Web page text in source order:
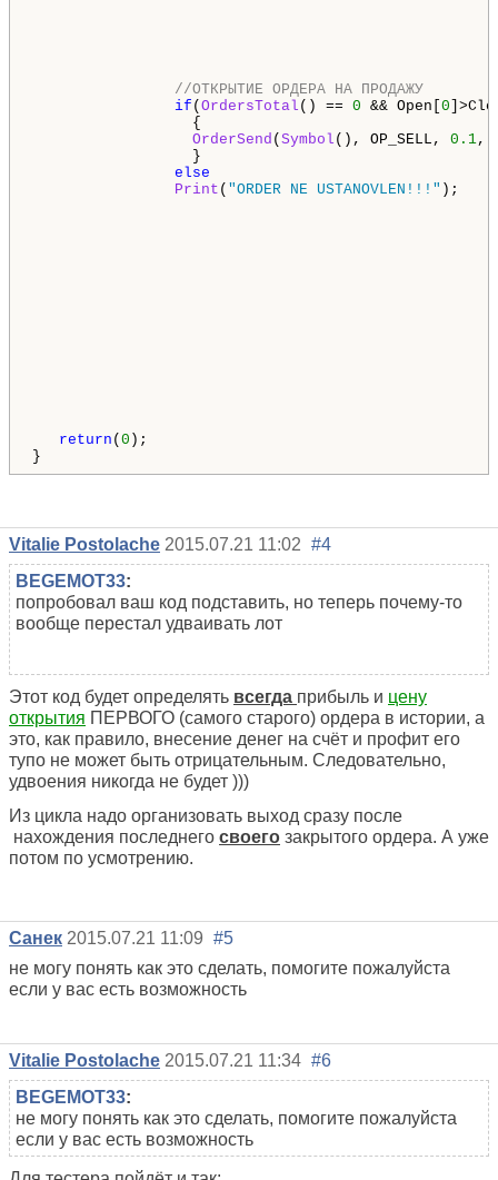
//ОТКРЫТИЕ ОРДЕРА НА
if ( OrdersTotal () == 0 && Open[ 0
{
OrderSend ( Symbol (), OP_SELL, 0.1,
}
else
Print ( "ORDER NE USTANOVLEN!!!" );
return ( 0 );
}
Vitalie Postolache 2015.07.21 11:02 #4
BEGEMOT33:
попробовал ваш код подставить, но теперь почему-то
вообще перестал удваивать лот
Этот код будет определять всегда прибыль и цену
открытия ПЕРВОГО (самого старого) ордера в истории, а
это, как правило, внесение денег на счёт и профит его
тупо не может быть отрицательным. Следовательно,
удвоения никогда не будет )))
Из цикла надо организовать выход сразу после
нахождения последнего своего закрытого ордера. А уже
потом по усмотрению.
Санек 2015.07.21 11:09 #5
не могу понять как это сделать, помогите пожалуйста
если у вас есть возможность
Vitalie Postolache 2015.07.21 11:34 #6
BEGEMOT33:
не могу понять как это сделать, помогите пожалуйста
если у вас есть возможность